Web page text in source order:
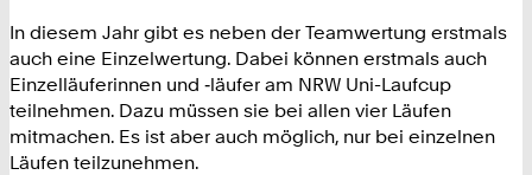
In diesem Jahr gibt es neben der Teamwertung erstmals
auch eine Einzelwertung. Dabei können erstmals auch
Einzelläuferinnen und ‑läufer am NRW Uni-Laufcup
teilnehmen. Dazu müssen sie bei allen vier Läufen
mitmachen. Es ist aber auch möglich, nur bei einzelnen
Läufen teilzunehmen.